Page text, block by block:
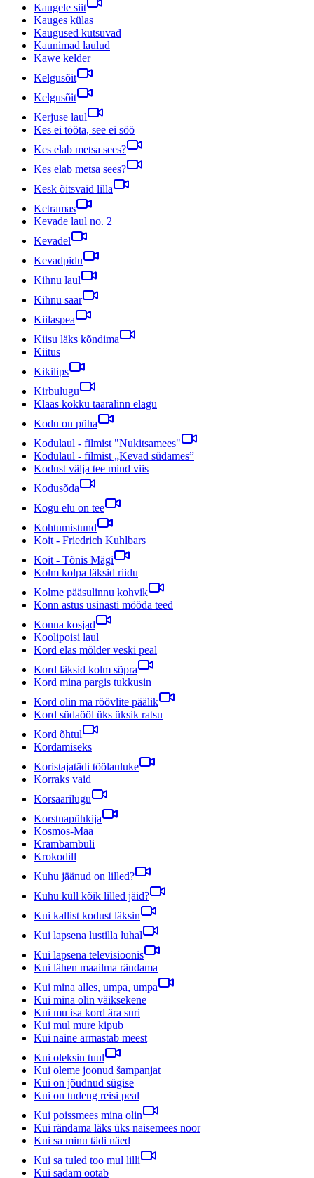
Kaugele siit
Kauges külas
Kaugused kutsuvad
Kaunimad laulud
Kawe kelder
Kelgusõit
Kelgusõit
Kerjuse laul
Kes ei tööta, see ei söö
Kes elab metsa sees?
Kes elab metsa sees?
Kesk õitsvaid lilla
Ketramas
Kevade laul no. 2
Kevadel
Kevadpidu
Kihnu laul
Kihnu saar
Kiilaspea
Kiisu läks kõndima
Kiitus
Kikilips
Kirbulugu
Klaas kokku taaralinn elagu
Kodu on püha
Kodulaul - filmist "Nukitsamees"
Kodulaul - filmist „Kevad südames”
Kodust välja tee mind viis
Kodusõda
Kogu elu on tee
Kohtumistund
Koit - Friedrich Kuhlbars
Koit - Tõnis Mägi
Kolm kolpa läksid riidu
Kolme pääsulinnu kohvik
Konn astus usinasti mööda teed
Konna kosjad
Koolipoisi laul
Kord elas mölder veski peal
Kord läksid kolm sõpra
Kord mina pargis tukkusin
Kord olin ma röövlite päälik
Kord südaööl üks üksik ratsu
Kord õhtul
Kordamiseks
Koristajatädi töölauluke
Korraks vaid
Korsaarilugu
Korstnapühkija
Kosmos-Maa
Krambambuli
Krokodill
Kuhu jäänud on lilled?
Kuhu küll kõik lilled jäid?
Kui kallist kodust läksin
Kui lapsena lustilla luhal
Kui lapsena televisioonis
Kui lähen maailma rändama
Kui mina alles, umpa, umpa
Kui mina olin väiksekene
Kui mu isa kord ära suri
Kui mul mure kipub
Kui naine armastab meest
Kui oleksin tuul
Kui oleme joonud šampanjat
Kui on jõudnud sügise
Kui on tudeng reisi peal
Kui poissmees mina olin
Kui rändama läks üks naisemees noor
Kui sa minu tädi näed
Kui sa tuled too mul lilli
Kui sadam ootab